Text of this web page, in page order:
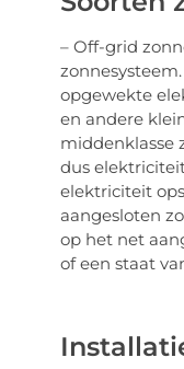
– Off-grid
opgewekte
en andere
middenklasse
dus
elektriciteit
aangesloten
op het net
of een staat